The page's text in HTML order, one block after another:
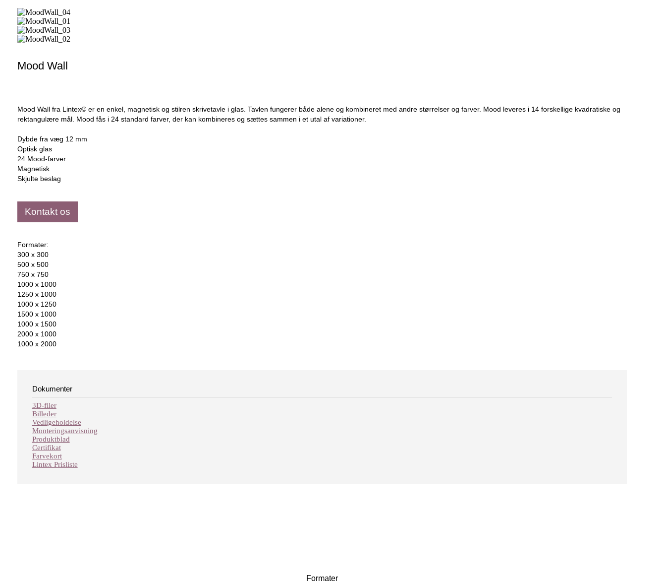
Mood Wall
Mood Wall fra Lintex© er en enkel, magnetisk og stilren skrivetavle i glas. Tavlen fungerer både alene og kombineret med andre størrelser og farver. Mood leveres i 14 forskellige kvadratiske og
rektangulære mål. Mood fås i 24 standard farver, der kan kombineres og sættes sammen i et utal af variationer.
Dybde fra væg 12 mm
Optisk glas
24 Mood-farver
Magnetisk
Skjulte beslag
Kontakt os
Formater:
300 x 300
500 x 500
750 x 750
1000 x 1000
1250 x 1000
1000 x 1250
1500 x 1000
1000 x 1500
2000 x 1000
1000 x 2000
Dokumenter
3D-filer
Billeder
Vedligeholdelse
Monteringsanvisning
Produktblad
Certifikat
Farvekort
Lintex Prisliste
Formater